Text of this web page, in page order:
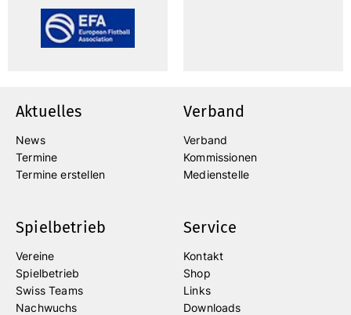
Aktuelles
News
Termine
Termine erstellen
Verband
Verband
Kommissionen
Medienstelle
Spielbetrieb
Vereine
Spielbetrieb
Swiss Teams
Nachwuchs
Service
Kontakt
Shop
Links
Downloads